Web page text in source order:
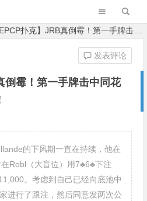
扑克】JRB真倒霉！第一手牌击中同花 却输掉$30万大底池！
倒霉！第一手牌击中同花
发表评论
的下风期一直在持续，他在
Robl（大盲位）用7♣6♣下注
。考虑到自己已经向底池中
进行了跟注，然后同意发两次公